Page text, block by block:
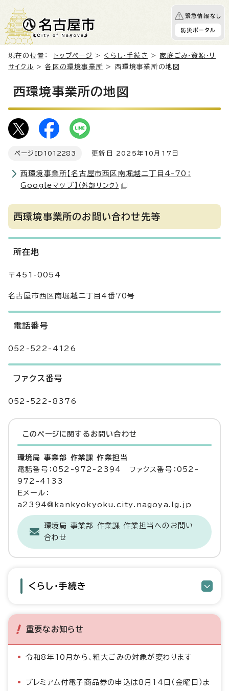
緊急情報なし
防災ポータル
現在の位置： トップページ > くらし・手続き > 家庭ごみ・資源・リ
サイクル >各区の環境事業所 > 西環境事業所の地図
西環境事業所の地図
ページID 1012283 更新日 2025年10月17日
西環境事業所【名古屋市西区南堀越二丁目4-70：
Googleマップ】 （外部リンク）
西環境事業所のお問い合わせ先等
所在地
〒451-0054
名古屋市西区南堀越二丁目4番70号
電話番号
052-522-4126
ファクス番号
052-522-8376
このページに関する お問い合わせ
環境局 事業部 作業課 作業担当
電話番号：052-972-2394 ファクス番号：052-
972-4133
Eメール：
a2394@kankyokyoku.city.nagoya.lg.jp
環境局 事業部 作業課 作業担当へのお問い
合わせ
くらし・手続き
重要なお知らせ
令和8年10月から、粗大ごみの対象が変わります
プレミアム付電子商品券の申込は8月14日（金曜日）ま